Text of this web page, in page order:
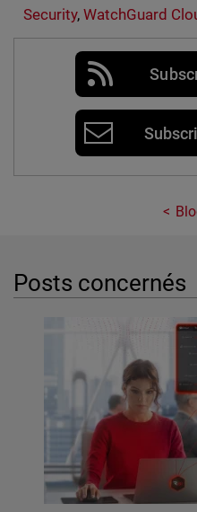
Security, WatchGuard
Posts concernés